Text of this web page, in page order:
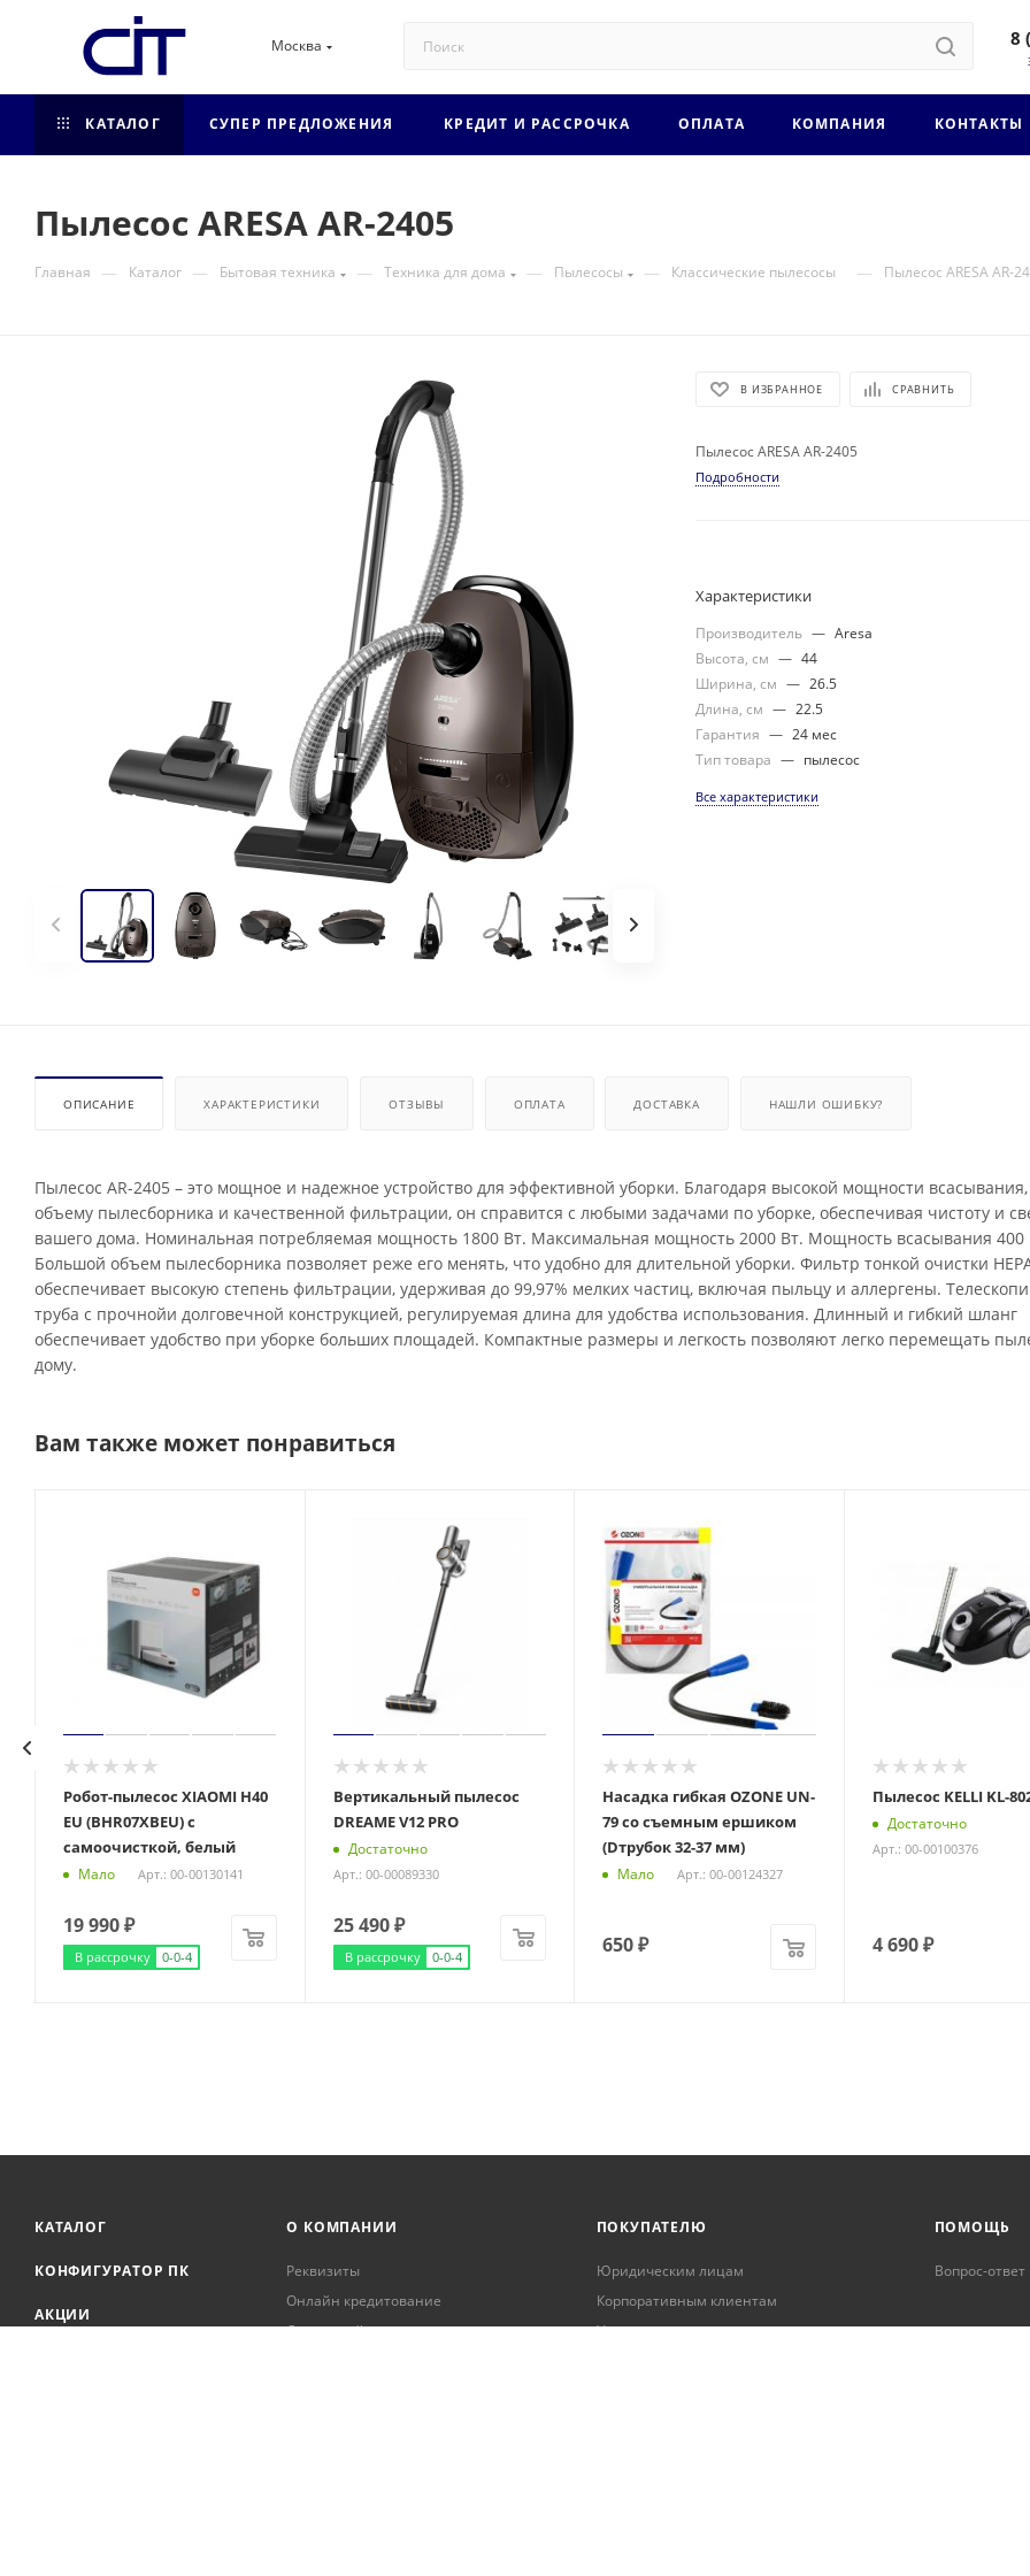
Москва 8
КАТАЛОГ СУПЕР ПРЕДЛОЖЕНИЯ КРЕДИТ И РАССРОЧКА ОПЛАТА КОМПАНИЯ КОНТАКТЫ
Пылесос ARESA AR-2405
Главная — Каталог — Бытовая техника — Техника для дома — Пылесосы — Классические пылесосы — Пылесос ARESA AR-
В ИЗБРАННОЕ СРАВНИТЬ
Пылесос ARESA AR-2405
Подробности
Характеристики
Производитель — Aresa
Высота, см — 44
Ширина, см — 26.5
Длина, см — 22.5
Гарантия — 24 мес
Тип товара — пылесос
Все характеристики
ОПИСАНИЕ ХАРАКТЕРИСТИКИ ОТЗЫВЫ ОПЛАТА ДОСТАВКА НАШЛИ ОШИБКУ?
Пылесос AR-2405 – это мощное и надежное устройство для эффективной уборки. Благодаря высокой мощности
объему пылесборника и качественной фильтрации, он справится с любыми задачами по уборке, обеспечивая чистоту и
вашего дома. Номинальная потребляемая мощность 1800 Вт. Максимальная мощность 2000 Вт. Мощность всасывания 400
Большой объем пылесборника позволяет реже его менять, что удобно для длительной уборки. Фильтр тонкой очистки
обеспечивает высокую степень фильтрации, удерживая до 99,97% мелких частиц, включая пыльцу и аллергены.
труба с прочнойи долговечной конструкцией, регулируемая длина для удобства использования. Длинный и гибкий шланг
обеспечивает удобство при уборке больших площадей. Компактные размеры и легкость позволяют легко перемещать
дому.
Вам также может понравиться
Робот-пылесос XIAOMI H40
EU (BHR07XBEU) с
самоочисткой, белый
Мало Арт.: 00-00130141
19 990₽
В рассрочку 0-0-4
Вертикальный пылесос
DREAME V12 PRO
Достаточно
Арт.: 00-00089330
25 490₽
В рассрочку 0-0-4
Насадка гибкая OZONE UN-
79 со съемным ершиком
(Dтрубок 32-37 мм)
Мало Арт.: 00-00124327
650₽
Пылесос KELLI KL-
Достаточно
Арт.: 00-00100376
4 690₽
КАТАЛОГ
КОНФИГУРАТОР ПК
АКЦИИ
О КОМПАНИИ
Реквизиты
Онлайн кредитование
Сервисный центр
ПОКУПАТЕЛЮ
Юридическим лицам
Корпоративным клиентам
Условия оплаты
ПОМОЩЬ
Вопрос-ответ